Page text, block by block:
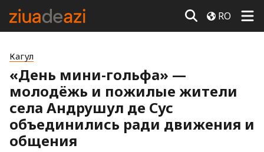
RO
Кагул
«День мини-гольфа» —
молодёжь и пожилые жители
села Андрушул де Сус
объединились ради движения и
общения